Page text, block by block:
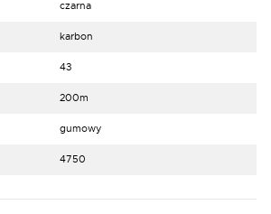
czarna
karbon
43
200m
gumowy
4750